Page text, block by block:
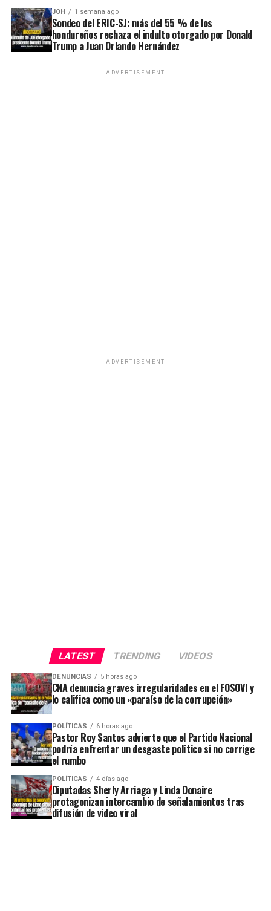
JOH 1 semana ago
Sondeo del ERIC-SJ: más del 55 % de los
hondureños rechaza el indulto otorgado por Donald
Trump a Juan Orlando Hernández
ADVERTISEMENT
ADVERTISEMENT
LATEST TRENDING VIDEOS
DENUNCIAS 5 horas ago
CNA denuncia graves irregularidades en el FOSOVI y
lo califica como un «paraíso de la corrupción»
POLÍTICAS 6 horas ago
Pastor Roy Santos advierte que el Partido Nacional
podría enfrentar un desgaste político si no corrige
el rumbo
POLÍTICAS 4 días ago
Diputadas Sherly Arriaga y Linda Donaire
protagonizan intercambio de señalamientos tras
difusión de video viral